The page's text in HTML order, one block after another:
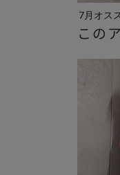
7月オス
イテ...
この